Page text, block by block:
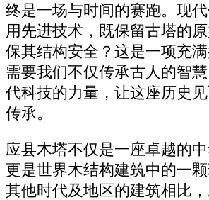
终是一场与时间的赛跑。现
用先进技术，既保留古塔的
保其结构安全？这是一项充满
需要我们不仅传承古人的智
代科技的力量，让这座历史
传承。
应县木塔不仅是一座卓越的中
更是世界木结构建筑中的一
其他时代及地区的建筑相比